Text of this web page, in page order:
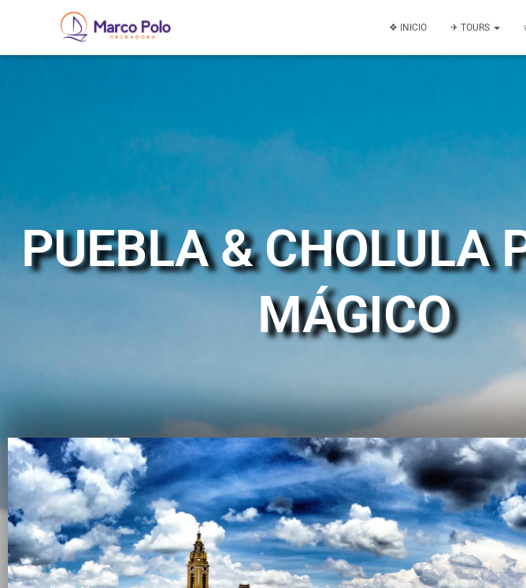
❖ INICIO ✈ TOURS
PUEBLA & CHOLULA
MÁGICO